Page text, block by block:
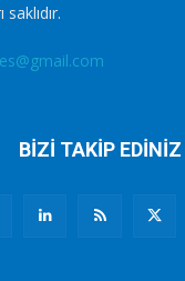
BİZİ TAKİP EDİNİZ